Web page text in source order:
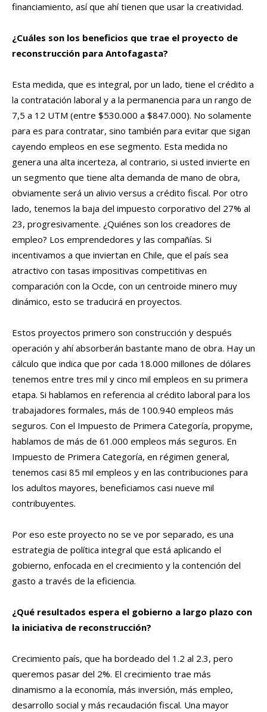
financiamiento, así que ahí tienen que usar la creatividad.
¿Cuáles son los beneficios que trae el proyecto de
reconstrucción para Antofagasta?
Esta medida, que es integral, por un lado, tiene el crédito a
la contratación laboral y a la permanencia para un rango de
7,5 a 12 UTM (entre $530.000 a $847.000). No solamente
para es para contratar, sino también para evitar que sigan
cayendo empleos en ese segmento. Esta medida no
genera una alta incerteza, al contrario, si usted invierte en
un segmento que tiene alta demanda de mano de obra,
obviamente será un alivio versus a crédito fiscal. Por otro
lado, tenemos la baja del impuesto corporativo del 27% al
23, progresivamente. ¿Quiénes son los creadores de
empleo? Los emprendedores y las compañías. Si
incentivamos a que inviertan en Chile, que el país sea
atractivo con tasas impositivas competitivas en
comparación con la Ocde, con un centroide minero muy
dinámico, esto se traducirá en proyectos.
Estos proyectos primero son construcción y después
operación y ahí absorberán bastante mano de obra. Hay un
cálculo que indica que por cada 18.000 millones de dólares
tenemos entre tres mil y cinco mil empleos en su primera
etapa. Si hablamos en referencia al crédito laboral para los
trabajadores formales, más de 100.940 empleos más
seguros. Con el Impuesto de Primera Categoría, propyme,
hablamos de más de 61.000 empleos más seguros. En
Impuesto de Primera Categoría, en régimen general,
tenemos casi 85 mil empleos y en las contribuciones para
los adultos mayores, beneficiamos casi nueve mil
contribuyentes.
Por eso este proyecto no se ve por separado, es una
estrategia de política integral que está aplicando el
gobierno, enfocada en el crecimiento y la contención del
gasto a través de la eficiencia.
¿Qué resultados espera el gobierno a largo plazo con
la iniciativa de reconstrucción?
Crecimiento país, que ha bordeado del 1.2 al 2.3, pero
queremos pasar del 2%. El crecimiento trae más
dinamismo a la economía, más inversión, más empleo,
desarrollo social y más recaudación fiscal. Una mayor